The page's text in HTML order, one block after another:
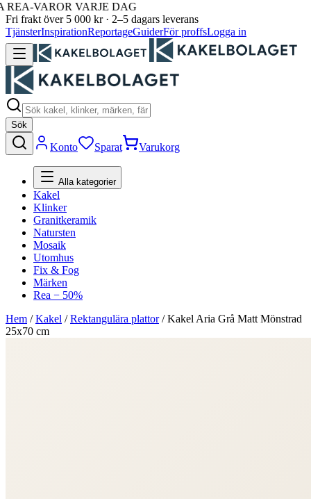
VAROR VARJE DAG
Fri frakt över 5 000 kr · 2–5 dagars leverans
TjänsterInspirationReportageGuiderFör proffsLogga in
Sök
Konto Sparat Varukorg
Alla kategorier
Kakel
Klinker
Granitkeramik
Natursten
Mosaik
Utomhus
Fix & Fog
Märken
Rea − 50%
Hem /Kakel /Rektangulära plattor/Kakel Aria Grå Matt Mönstrad
25x70 cm